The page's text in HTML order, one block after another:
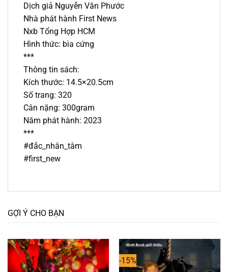
Dịch giả Nguyễn Văn Phước
Nhà phát hành First News
Nxb Tổng Hợp HCM
Hình thức: bìa cứng
***
Thông tin sách:
Kích thước: 14.5×20.5cm
Số trang: 320
Cân nặng: 300gram
Năm phát hành: 2023
***
#đắc_nhân_tâm
#first_new
GỢI Ý CHO BẠN
-15%